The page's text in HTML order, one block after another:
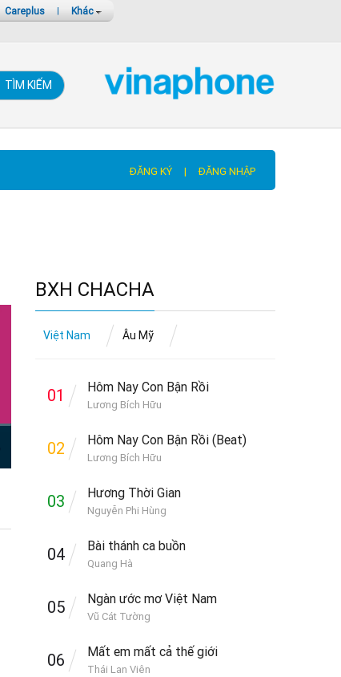
Careplus | Khác
TÌM KIẾM
ĐĂNG KÝ | ĐĂNG NHẬP
BXH CHACHA
Việt Nam Âu Mỹ
01 Hôm Nay Con Bận Rồi
Lương Bích Hữu
02 Hôm Nay Con Bận Rồi (Beat)
Lương Bích Hữu
03 Hương Thời Gian
Nguyễn Phi Hùng
04 Bài thánh ca buồn
Quang Hà
05 Ngàn ước mơ Việt Nam
Vũ Cát Tường
06 Mất em mất cả thế giới
Thái Lan Viên